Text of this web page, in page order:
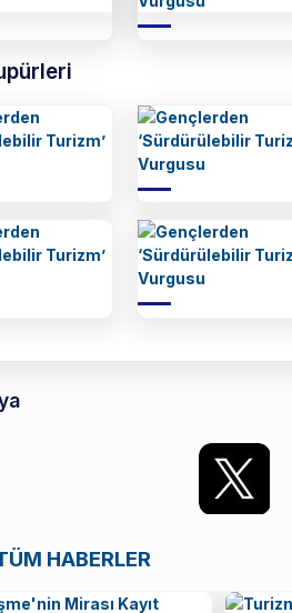
HABERLER